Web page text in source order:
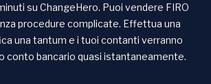
su ChangeHero. Puoi vendere FIRO
procedure complicate. Effettua una
una tantum e i tuoi contanti verranno
conto bancario quasi istantaneamente.